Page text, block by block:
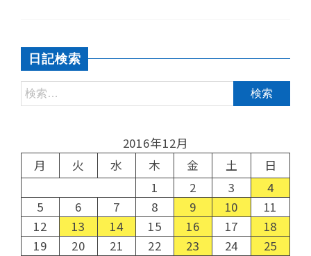
日記検索
2016年12月
月
火 水 木 金 土
日
1
2 3
4
5
6 7 8 9 10
11
12
13 14 15 16 17
18
19
20 21 22 23 24
25